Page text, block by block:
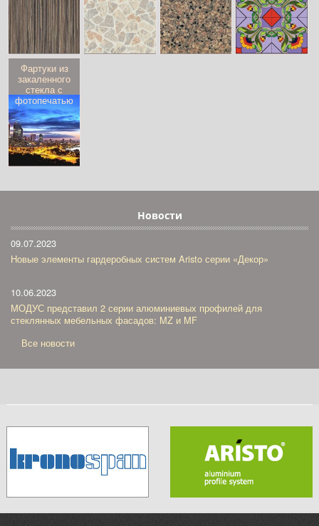
Фартуки из
закаленного
стекла с
фотопечатью
Новости
09.07.2023
Новые элементы гардеробных систем Aristo серии «Декор»
10.06.2023
МОДУС представил 2 серии алюминиевых профилей для
стеклянных мебельных фасадов: MZ и MF
Все новости